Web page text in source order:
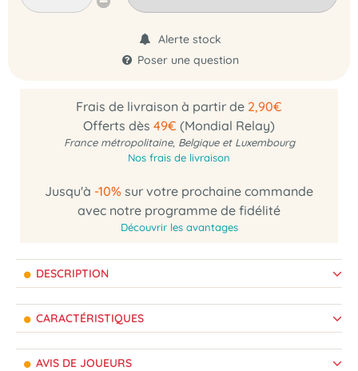
Alerte stock
Poser une question
Frais de livraison à partir de 2,90€
Offerts dès 49€ (Mondial Relay)
France métropolitaine, Belgique et Luxembourg
Nos frais de livraison
Jusqu'à -10% sur votre prochaine commande
avec notre programme de fidélité
Découvrir les avantages
DESCRIPTION
CARACTÉRISTIQUES
AVIS DE JOUEURS